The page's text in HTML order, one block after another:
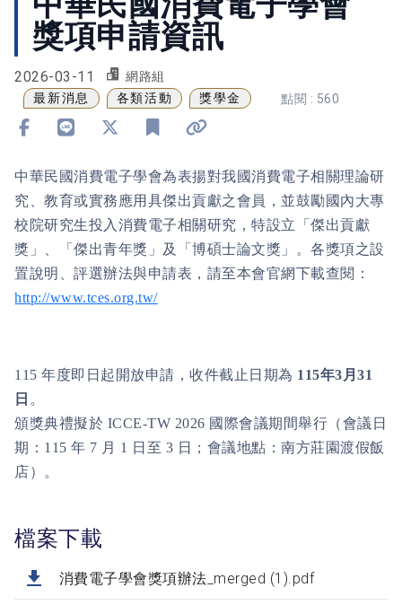
獎項申請資訊
2026-03-11 網路組
最新消息 各類活動 獎學金 點閱 : 560
中華民國消費電子學會為表揚對我國消費電子相關理論研
究、教育或實務應用具傑出貢獻之會員，並鼓勵國內大專
校院研究生投入消費電子相關研究，特設立「傑出貢獻
獎」、「傑出青年獎」及「博碩士論文獎」。各獎項之設
置說明、評選辦法與申請表，請至本會官網下載查閱：
http://www.tces.org.tw/
115年度即日起開放申請，收件截止日期為 115年3 月31
日 。
頒獎典禮擬於 ICCE-TW 2026 國際會議期間舉行（會議日
期： 115年 7 月 1 日至 3 日；會議地點：南方莊園渡假飯
店）。
檔案下載
消費電子學會獎項辦法_merged (1).pdf